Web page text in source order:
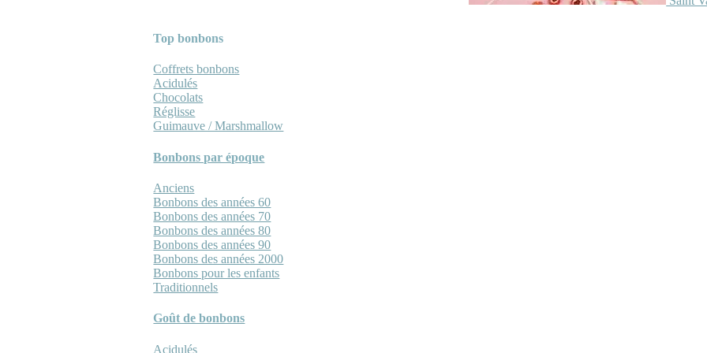
Top bonbons
Coffrets bonbons
Acidulés
Chocolats
Réglisse
Guimauve / Marshmallow
Bonbons par époque
Anciens
Bonbons des années 60
Bonbons des années 70
Bonbons des années 80
Bonbons des années 90
Bonbons des années 2000
Bonbons pour les enfants
Traditionnels
Goût de bonbons
Acidulés